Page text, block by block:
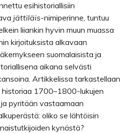
esihistoriallisiin
jättiläis-nimiperinne, tuntuu
liiankin hyvin muun muassa
kirjoituksista alkavaan
suomalaisista ja
aikana selvästi
Artikkelissa tarkastellaan
1700–1800-lukujen
pyritään vastaamaan
oliko se lähtöisin
kynästä?